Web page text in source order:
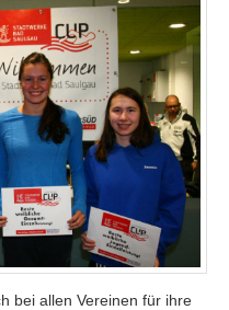
bei allen Vereinen für ihre